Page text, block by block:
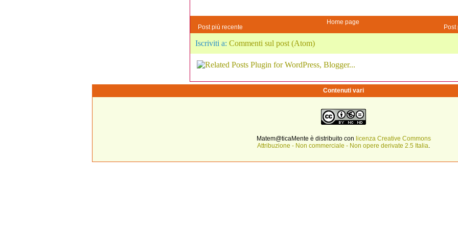
Post più recente Post
Home page
Iscriviti a: Commenti sul post (Atom)
Contenuti vari
Matem@ticaMente è distribuito con licenza Creative Commons
Attribuzione - Non commerciale - Non opere derivate 2.5 Italia